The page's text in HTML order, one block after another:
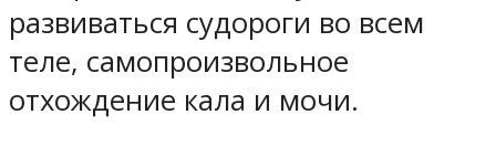
развиваться судороги во всем
теле, самопроизвольное
отхождение кала и мочи.